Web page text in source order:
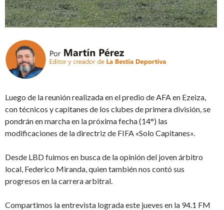
Luego de la reunión realizada en el predio de AFA en Ezeiza,
con técnicos y capitanes de los clubes de primera división, se
pondrán en marcha en la próxima fecha (14°) las
modificaciones de la directriz de FIFA «Solo Capitanes».
Desde LBD fuimos en busca de la opinión del joven árbitro
local, Federico Miranda, quien también nos contó sus
progresos en la carrera arbitral.
Compartimos la entrevista lograda este jueves en la 94.1 FM